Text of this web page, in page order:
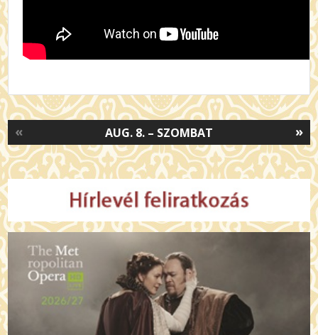
»
AUG. 8. – SZOMBAT
«